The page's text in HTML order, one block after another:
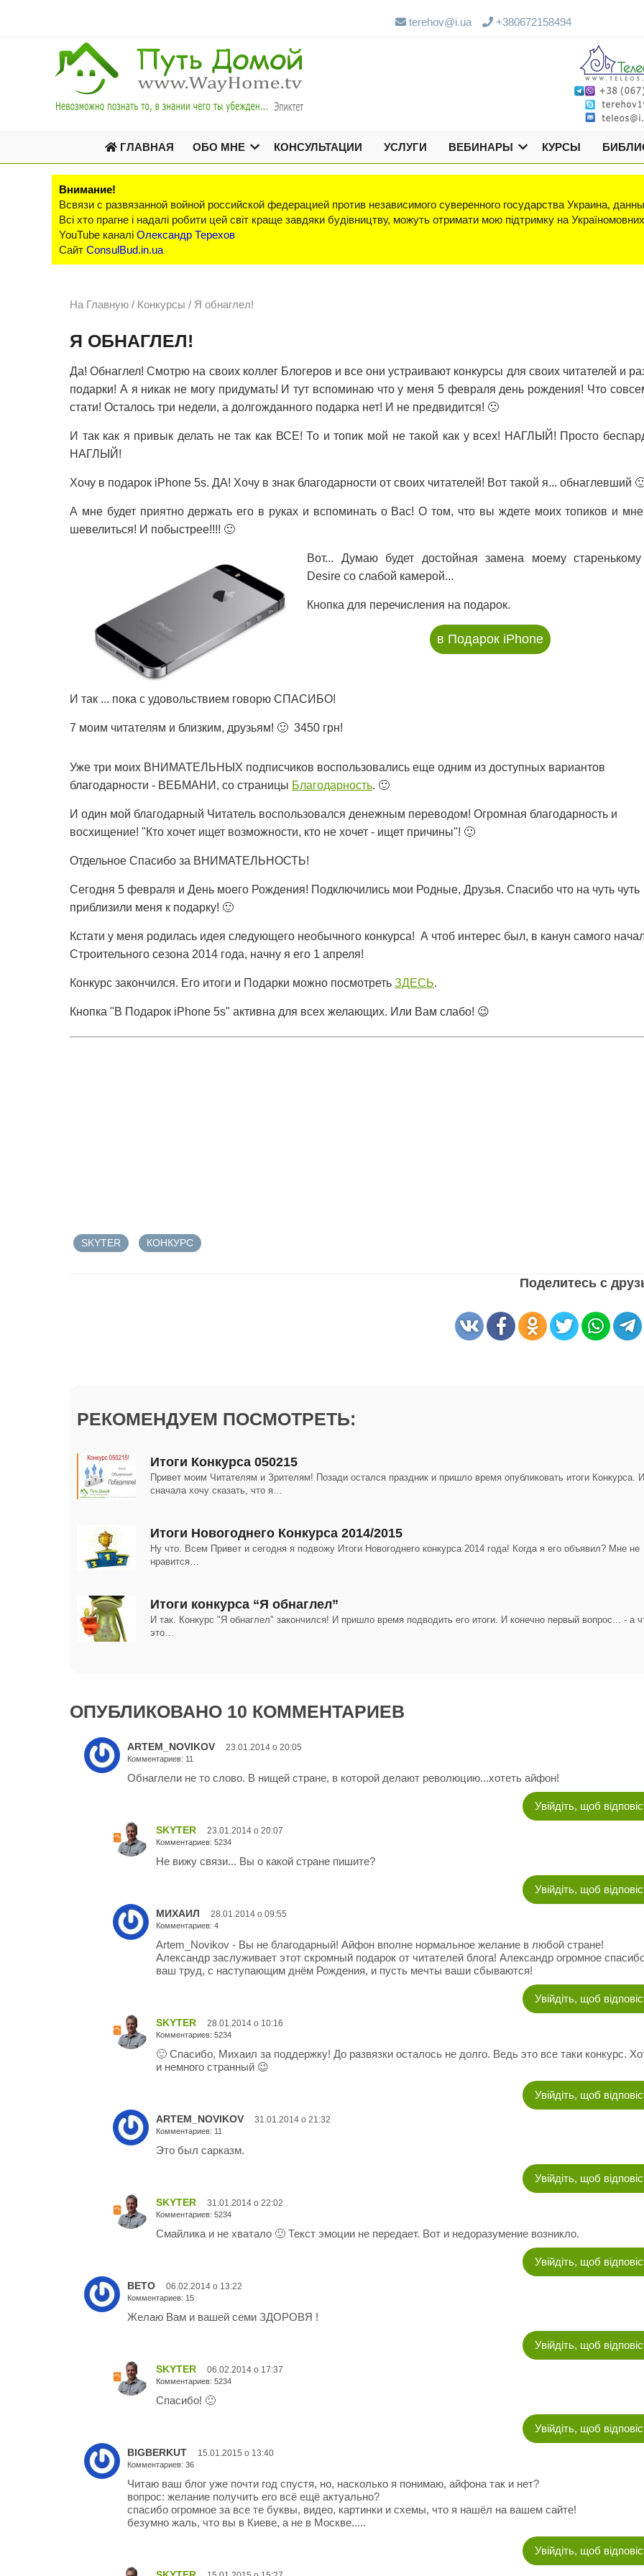
terehov@i.ua +380672158494
ГЛАВНАЯ ОБО МНЕ КОНСУЛЬТАЦИИ УСЛУГИ ВЕБИНАРЫ КУРСЫ
Внимание!
Всвязи с развязанной войной российской федерацией против независимого суверенного государства Украина,
Всі хто прагне і надалі робити цей світ краще завдяки будівництву, можуть отримати мою підтримку на
YouTube каналі Олександр Терехов
Сайт ConsulBud.in.ua
На Главную / Конкурсы / Я обнаглел!
Я ОБНАГЛЕЛ!
Да! Обнаглел! Смотрю на своих коллег Блогеров и все они устраивают конкурсы для своих читателей и
подарки! А я никак не могу придумать! И тут вспоминаю что у меня 5 февраля день рождения! Что
стати! Осталось три недели, а долгожданного подарка нет! И не предвидится! 🙁
И так как я привык делать не так как ВСЕ! То и топик мой не такой как у всех! НАГЛЫЙ! Просто
НАГЛЫЙ!
Хочу в подарок iPhone 5s. ДА! Хочу в знак благодарности от своих читателей! Вот такой я... обнаглевший
А мне будет приятно держать его в руках и вспоминать о Вас! О том, что вы ждете моих топиков и
шевелиться! И побыстрее!!!! 🙂
Вот... Думаю будет достойная замена моему
Desire со слабой камерой...
Кнопка для перечисления на подарок.
И так ... пока с удовольствием говорю СПАСИБО!
7 моим читателям и близким, друзьям! 🙂 3450 грн!
Уже три моих ВНИМАТЕЛЬНЫХ подписчиков воспользовались еще одним из доступных вариантов
благодарности - ВЕБМАНИ, со страницы Благодарность. 🙂
И один мой благодарный Читатель воспользовался денежным переводом! Огромная благодарность и
восхищение! "Кто хочет ищет возможности, кто не хочет - ищет причины"! 🙂
Отдельное Спасибо за ВНИМАТЕЛЬНОСТЬ!
Сегодня 5 февраля и День моего Рождения! Подключились мои Родные, Друзья. Спасибо что на чуть чуть
приблизили меня к подарку! 🙂
Кстати у меня родилась идея следующего необычного конкурса! А чтоб интерес был, в канун самого
Строительного сезона 2014 года, начну я его 1 апреля!
Конкурс закончился. Его итоги и Подарки можно посмотреть ЗДЕСЬ.
Кнопка "В Подарок iPhone 5s" активна для всех желающих. Или Вам слабо! 😉
SKYTER КОНКУРС
Поделитесь с
РЕКОМЕНДУЕМ ПОСМОТРЕТЬ:
Итоги Конкурса 050215
Привет моим Читателям и Зрителям! Позади остался праздник и пришло время опубликовать итоги Конкурса. И
сначала хочу сказать, что я…
Итоги Новогоднего Конкурса 2014/2015
Ну что. Всем Привет и сегодня я подвожу Итоги Новогоднего конкурса 2014 года! Когда я его объявил? Мне не
нравится…
Итоги конкурса “Я обнаглел”
И так. Конкурс "Я обнаглел" закончился! И пришло время подводить его итоги. И конечно первый вопрос... - а
это…
ОПУБЛИКОВАНО 10 КОММЕНТАРИЕВ
ARTEM_NOVIKOV 23.01.2014 о 20:05
Комментариев: 11
Обнаглели не то слово. В нищей стране, в которой делают революцию...хотеть айфон!
Увійдіть, щоб
SKYTER 23.01.2014 о 20:07
Комментариев: 5234
Не вижу связи... Вы о какой стране пишите?
Увійдіть, щоб
МИХАИЛ 28.01.2014 о 09:55
Комментариев: 4
Artem_Novikov - Вы не благодарный! Айфон вполне нормальное желание в любой стране!
Александр заслуживает этот скромный подарок от читателей блога! Александр огромное
ваш труд, с наступающим днём Рождения, и пусть мечты ваши сбываются!
Увійдіть, щоб
SKYTER 28.01.2014 о 10:16
Комментариев: 5234
🙂 Спасибо, Михаил за поддержку! До развязки осталось не долго. Ведь это все таки конкурс.
и немного странный 😉
Увійдіть, щоб
ARTEM_NOVIKOV 31.01.2014 о 21:32
Комментариев: 11
Это был сарказм.
Увійдіть, щоб
SKYTER 31.01.2014 о 22:02
Комментариев: 5234
Смайлика и не хватало 🙂 Текст эмоции не передает. Вот и недоразумение возникло.
Увійдіть, щоб
BETO 06.02.2014 о 13:22
Комментариев: 15
Желаю Вам и вашей семи ЗДОРОВЯ !
Увійдіть, щоб
SKYTER 06.02.2014 о 17:37
Комментариев: 5234
Спасибо! 🙂
Увійдіть, щоб
BIGBERKUT 15.01.2015 о 13:40
Комментариев: 36
Читаю ваш блог уже почти год спустя, но, насколько я понимаю, айфона так и нет?
вопрос: желание получить его всё ещё актуально?
спасибо огромное за все те буквы, видео, картинки и схемы, что я нашёл на вашем сайте!
безумно жаль, что вы в Киеве, а не в Москве.....
Увійдіть, щоб